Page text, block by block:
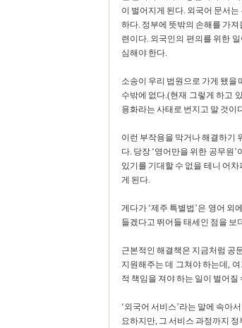
이 벌어지게 된다. 외국어 문서
하다. 정부에 뜻밖의 손해를 가
련이다. 외국인의 편의를 위한
심해야 한다.
소송이 우리 법원으로 가게 됐을
수밖에 없다.(현재 그렇게 하고
용화라는 사태로 번지고 말 것이
이런 부작용을 막거나 해결하기
다. 당장 ‘영어만을 위한 공무원
있기를 기대할 수 없을 테니 어
게 된다.
게다가 ‘제주 특별법’은 영어
들겠다고 뛰어들 태세인 점을 보
근본적인 해결책은 지금처럼 공
지원해주는 데 그쳐야 하는데,
적 책임을 져야 하는 일이 벌어질
‘외국어 서비스’라는 말에 속아
요하지만, 그 서비스 과정까지